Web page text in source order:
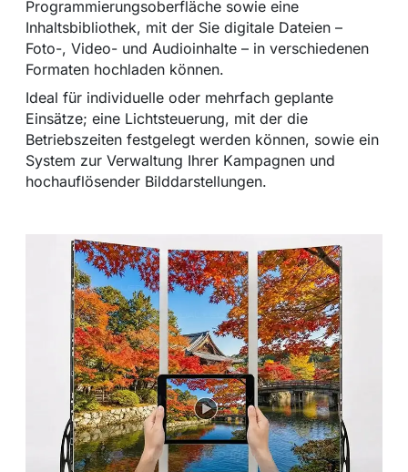
Programmierungsoberfläche sowie eine
Inhaltsbibliothek, mit der Sie digitale Dateien –
Foto-, Video- und Audioinhalte – in verschiedenen
Formaten hochladen können.
Ideal für individuelle oder mehrfach geplante
Einsätze; eine Lichtsteuerung, mit der die
Betriebszeiten festgelegt werden können, sowie ein
System zur Verwaltung Ihrer Kampagnen und
hochauflösender Bilddarstellungen.